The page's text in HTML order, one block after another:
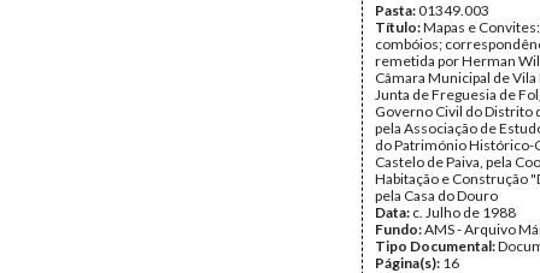
Pasta:01349.003
Título:Mapas e
combóios;
remetida por Herman
Câmara Municipal de Vila
Junta de Freguesia de
Governo Civil do Distrito
pela Associação de
do Património Histórico-
Castelo de Paiva, pela
Habitação e Construção
pela Casa do Douro
Data: c. Julho de 1988
Fundo:AMS - Arquivo
Tipo Documental:
Página(s): 16